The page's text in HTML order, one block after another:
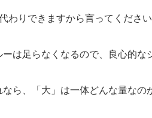
わりできますから言ってくださ
は足らなくなるので、良心的な
ら、「大」は一体どんな量なの